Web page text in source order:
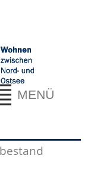
MENÜ